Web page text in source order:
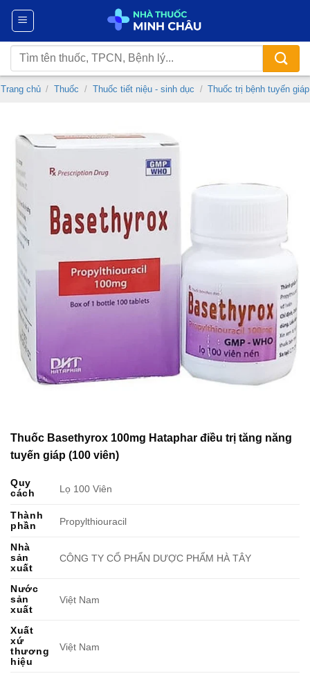
Chuyển
nội
dung
Tìm
kiếm:
Trang chủ / Thuốc / Thuốc tiết niệu - sinh dục / Thuốc trị bệnh tuyến giáp
Thuốc Basethyrox 100mg Hataphar điều trị tăng năng
tuyến giáp (100 viên)
Quy
cách
Lọ 100 Viên
Thành
phần
Propylthiouracil
Nhà
sản
xuất
CÔNG TY CỔ PHẨN DƯỢC PHẨM HÀ TÂY
Nước
sản
xuất
Việt Nam
Xuất
xứ
thương
hiệu
Việt Nam